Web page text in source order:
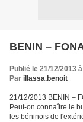
BENIN –
Publié le 21/12/2013
Par illassa.benoit
21/12/2013 BENIN –
Peut-on connaître le
les béninois de